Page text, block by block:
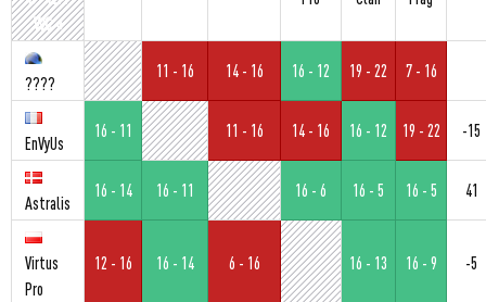
WC «
????
11 - 16 14 - 16 16 - 12 19 - 22 7 - 16
EnVyUs
16 - 11 11 - 16 14 - 16 16 - 12 19 - 22 -15
Astralis
16 - 14 16 - 11 16 - 6 16 - 5 16 - 5 41
Virtus
Pro
12 - 16 16 - 14 6 - 16 16 - 13 16 - 9 -5